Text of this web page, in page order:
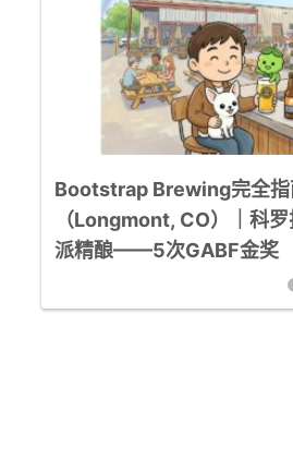
Bootstrap Brewing完全指
（Longmont, CO）｜科
派精酿——5次GABF金奖